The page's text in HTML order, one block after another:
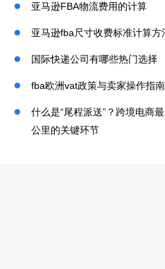
亚马逊FBA物流费用的计算
亚马逊fba尺寸收费标准计算方
国际快递公司有哪些热门选择
fba欧洲vat政策与卖家操作指南
什么是“尾程派送”？跨境电商
公里的关键环节